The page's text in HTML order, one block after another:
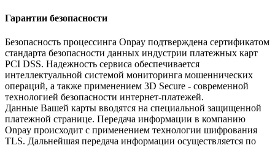
Гарантии безопасности
Безопасность процессинга Onpay подтверждена сертификатом
стандарта безопасности данных индустрии платежных карт
PCI DSS. Надежность сервиса обеспечивается
интеллектуальной системой мониторинга мошеннических
операций, а также применением 3D Secure - современной
технологией безопасности интернет-платежей.
Данные Вашей карты вводятся на специальной защищенной
платежной странице. Передача информации в компанию
Onpay происходит с применением технологии шифрования
TLS. Дальнейшая передача информации осуществляется по